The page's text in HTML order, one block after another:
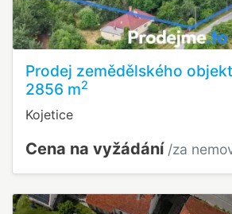
Prodej zemědělského
2856 m2
Kojetice
Cena na vyžádání /za